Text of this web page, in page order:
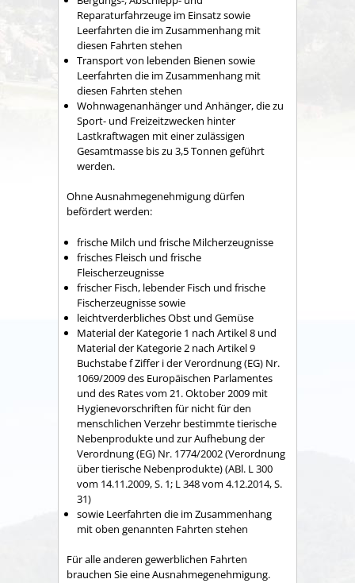
Reparaturfahrzeuge im Einsatz sowie
Leerfahrten die im Zusammenhang mit
diesen Fahrten stehen
Transport von lebenden Bienen sowie
Leerfahrten die im Zusammenhang mit
diesen Fahrten stehen
Wohnwagenanhänger und Anhänger, die zu
Sport- und Freizeitzwecken hinter
Lastkraftwagen mit einer zulässigen
Gesamtmasse bis zu 3,5 Tonnen geführt
werden.
Ohne Ausnahmegenehmigung dürfen
befördert werden:
frische Milch und frische Milcherzeugnisse
frisches Fleisch und frische
Fleischerzeugnisse
frischer Fisch, lebender Fisch und frische
Fischerzeugnisse sowie
leichtverderbliches Obst und Gemüse
Material der Kategorie 1 nach Artikel 8 und
Material der Kategorie 2 nach Artikel 9
Buchstabe f Ziffer i der Verordnung (EG) Nr.
1069/2009 des Europäischen Parlamentes
und des Rates vom 21. Oktober 2009 mit
Hygienevorschriften für nicht für den
menschlichen Verzehr bestimmte tierische
Nebenprodukte und zur Aufhebung der
Verordnung (EG) Nr. 1774/2002 (Verordnung
über tierische Nebenprodukte) (ABl. L 300
vom 14.11.2009, S. 1; L 348 vom 4.12.2014, S.
31)
sowie Leerfahrten die im Zusammenhang
mit oben genannten Fahrten stehen
Für alle anderen gewerblichen Fahrten
brauchen Sie eine Ausnahmegenehmigung.